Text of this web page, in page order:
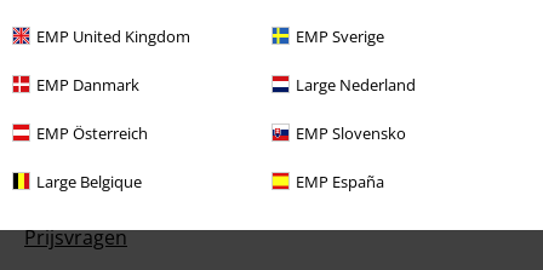
EMP United Kingdom EMP Sverige
EMP Danmark Large Nederland
EMP Österreich EMP Slovensko
Large Belgique EMP España
Annuleer mijn BSC-lidmaatschap
Betaalmethodes
Overige acties
Prijsvragen